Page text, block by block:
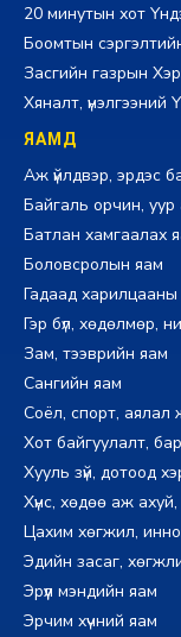
20 минутын хот
Боомтын
Засгийн газрын
Хяналт, үнэлгээний
ЯАМД
Аж үйлдвэр, эрдэс
Байгаль орчин,
Батлан хамгаалах
Боловсролын яам
Гадаад
Гэр бүл, хөдөлмөр,
Зам, тээврийн яам
Сангийн яам
Соёл, спорт, аялал
Хот байгуулалт,
Хууль зүй, дотоод
Хүнс, хөдөө аж
Цахим хөгжил,
Эдийн засаг,
Эрүүл мэндийн яам
Эрчим хүчний яам